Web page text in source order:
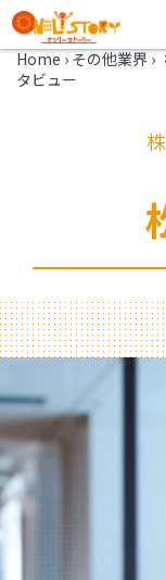
Home › その他業界 ›
タビュー